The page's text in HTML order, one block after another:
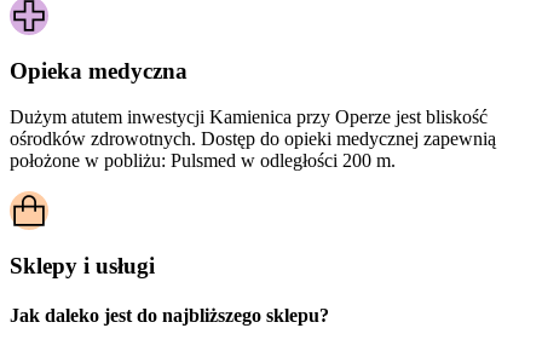
Opieka medyczna
Dużym atutem inwestycji Kamienica przy Operze jest bliskość
ośrodków zdrowotnych. Dostęp do opieki medycznej zapewnią
położone w pobliżu: Pulsmed w odległości 200 m.
Sklepy i usługi
Jak daleko jest do najbliższego sklepu?